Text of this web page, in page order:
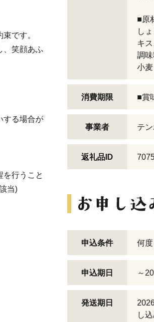
です。
、笑顔あふ
する場合が
を行うこと
当)
■原
し
キ
調
小
消費期限 ■賞
事業者 テ
返礼品ID
申込条件 何
申込期日 ～
発送期日
し